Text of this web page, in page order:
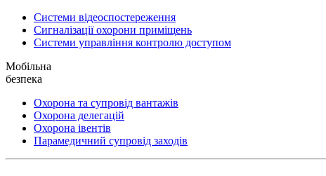
Системи відеоспостереження
Сигналізації охорони приміщень
Системи управління контролю доступом
Мобільна
безпека
Охорона та супровід вантажів
Охорона делегацій
Охорона івентів
Парамедичний супровід заходів